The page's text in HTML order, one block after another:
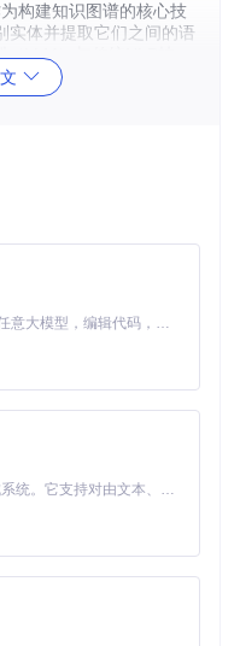
构建知识图谱的核心技
实体并提取它们之间的语
LLM）与传统NLP技
，大幅降低了知识图谱构
等关键实体
结构化三元组
数据库
万条客户对话，通过构建
Claude Code 的开源替代方案。连接任意大模型，编辑代码，运行命令，自动验证 — 全自动执行。用 Rust 构建，极致性能。 ｜ An open-source alternative to Claude Code. Connect any LLM, edit code, run commands, and verify changes — autonomously. Built in Rust for speed. Get Started
MiniMax H3 是一个通用的全模态生成系统。它支持对由文本、图像、视频和音频组成的多模态上下文进行统一理解，并能生成分辨率高达 2K、时长可达 15 秒的带原生立体声音频的视频。得益于面向任务泛化的系统设计，H3 在预训练阶段就已具备广泛的多模态上下文理解与生成能力，能够出色地执行复杂的多模态指令。